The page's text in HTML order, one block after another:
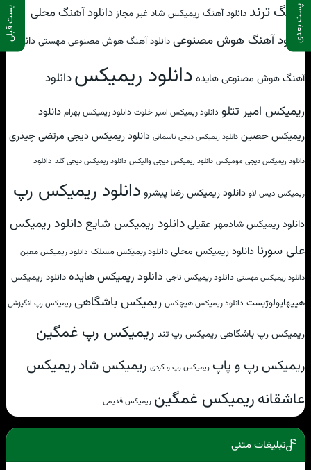
پست بعدی پست قبلی
آهنگ ترند دانلود آهنگ ریمیکس شاد غیر مجاز دانلود آهنگ محلی
دانلود آهنگ هوش مصنوعیدانلود آهنگ هوش مصنوعی مهستی دانلود
آهنگ هوش مصنوعی هایده دانلود ریمیکسدانلود
ریمیکس امیر تتلو دانلود ریمیکس امیر خلوت دانلود ریمیکس بهرام دانلود
ریمیکس حصین دانلود ریمیکس دیجی تاسمانی دانلود ریمیکس دیجی مرتضی چیذری
دانلود ریمیکس دیجی مومیکس دانلود ریمیکس دیجی والیکس دانلود ریمیکس دیجی گلد دانلود
ریمیکس دیس لاو دانلود ریمیکس رضا پیشرو دانلود ریمیکس رپ
دانلود ریمیکس شادمهر عقیلیدانلود ریمیکس شایعدانلود ریمیکس
علی سورنا دانلود ریمیکس محلی دانلود ریمیکس مسلک دانلود ریمیکس معین
دانلود ریمیکس مهستی دانلود ریمیکس ناجی دانلود ریمیکس هایدهدانلود ریمیکس
هیپهاپولوژیست دانلود ریمیکس هیچکس ریمیکس باشگاهی ریمیکس رپ انگیزشی
ریمیکس رپ باشگاهی ریمیکس رپ تند ریمیکس رپ غمگین
ریمیکس رپ و پاپ ریمیکس رپ و کردی ریمیکس شادریمیکس
عاشقانهریمیکس غمگین ریمیکس قدیمی
تبلیغات متنی